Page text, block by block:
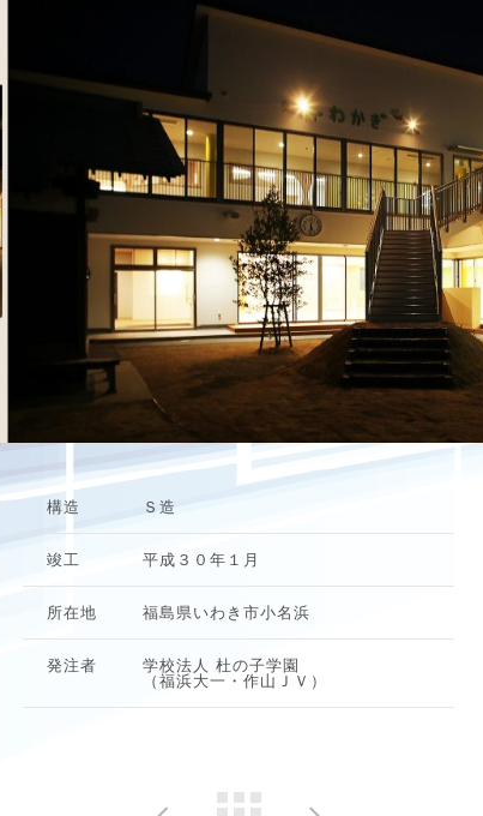
構造 Ｓ造
竣工 平成３０年１月
所在地 福島県いわき市小名浜
発注者
学校法人 杜の子学園
（福浜大一・作山ＪＶ）